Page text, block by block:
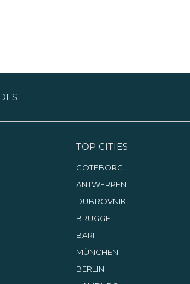
TOP CITIES
GÖTEBORG
ANTWERPEN
DUBROVNIK
BRÜGGE
BARI
MÜNCHEN
BERLIN